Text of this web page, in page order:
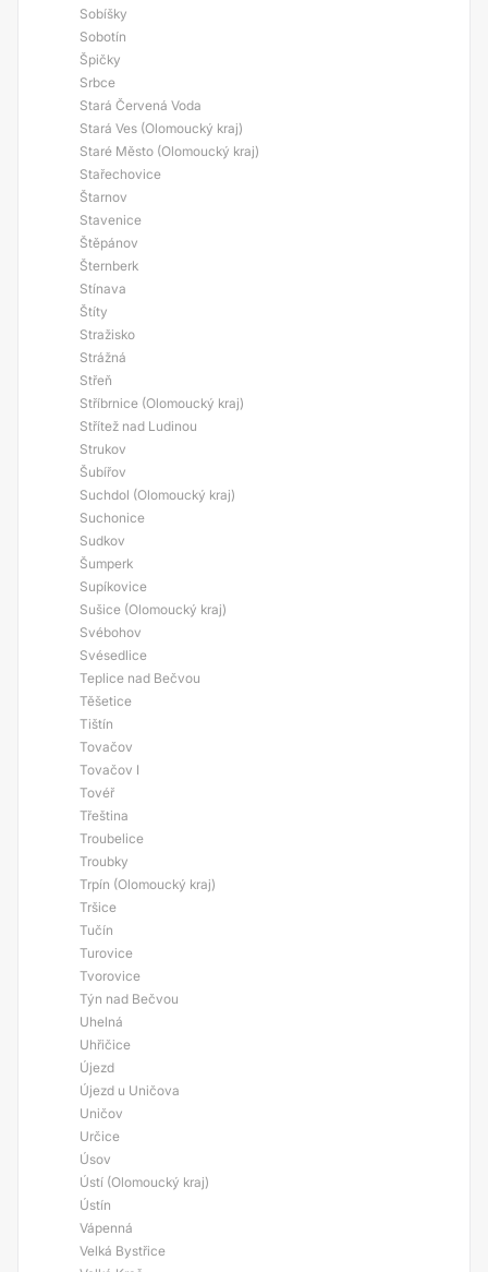
Sobíšky
Sobotín
Špičky
Srbce
Stará Červená Voda
Stará Ves (Olomoucký kraj)
Staré Město (Olomoucký kraj)
Stařechovice
Štarnov
Stavenice
Štěpánov
Šternberk
Stínava
Štíty
Stražisko
Strážná
Střeň
Stříbrnice (Olomoucký kraj)
Střítež nad Ludinou
Strukov
Šubířov
Suchdol (Olomoucký kraj)
Suchonice
Sudkov
Šumperk
Supíkovice
Sušice (Olomoucký kraj)
Svébohov
Svésedlice
Teplice nad Bečvou
Těšetice
Tištín
Tovačov
Tovačov I
Tovéř
Třeština
Troubelice
Troubky
Trpín (Olomoucký kraj)
Tršice
Tučín
Turovice
Tvorovice
Týn nad Bečvou
Uhelná
Uhřičice
Újezd
Újezd u Uničova
Uničov
Určice
Úsov
Ústí (Olomoucký kraj)
Ústín
Vápenná
Velká Bystřice